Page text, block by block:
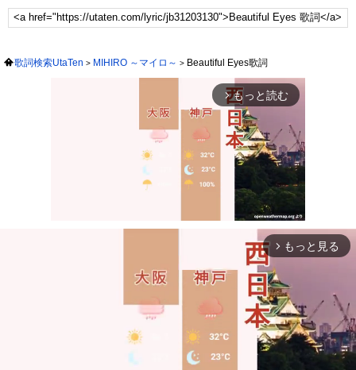
歌詞検索UtaTen MIHIRO ～マイロ～ Beautiful Eyes歌詞
arrow_forward_ios もっと読む
Mute
arrow_forward_ios もっと見る